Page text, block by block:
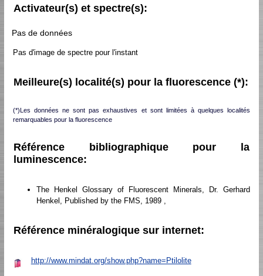
Activateur(s) et spectre(s):
Pas de données
Pas d'image de spectre pour l'instant
Meilleure(s) localité(s) pour la fluorescence (*):
(*)Les données ne sont pas exhaustives et sont limitées à quelques localités
remarquables pour la fluorescence
Référence bibliographique pour la
luminescence:
The Henkel Glossary of Fluorescent Minerals, Dr. Gerhard
Henkel, Published by the FMS, 1989 ,
Référence minéralogique sur internet:
http://www.mindat.org/show.php?name=Ptilolite